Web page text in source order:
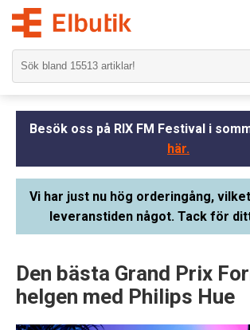
Besök oss på RIX FM Festival i
här.
Vi har just nu hög orderingång,
leveranstiden något. Tack för
Den bästa Grand Prix
helgen med Philips Hue